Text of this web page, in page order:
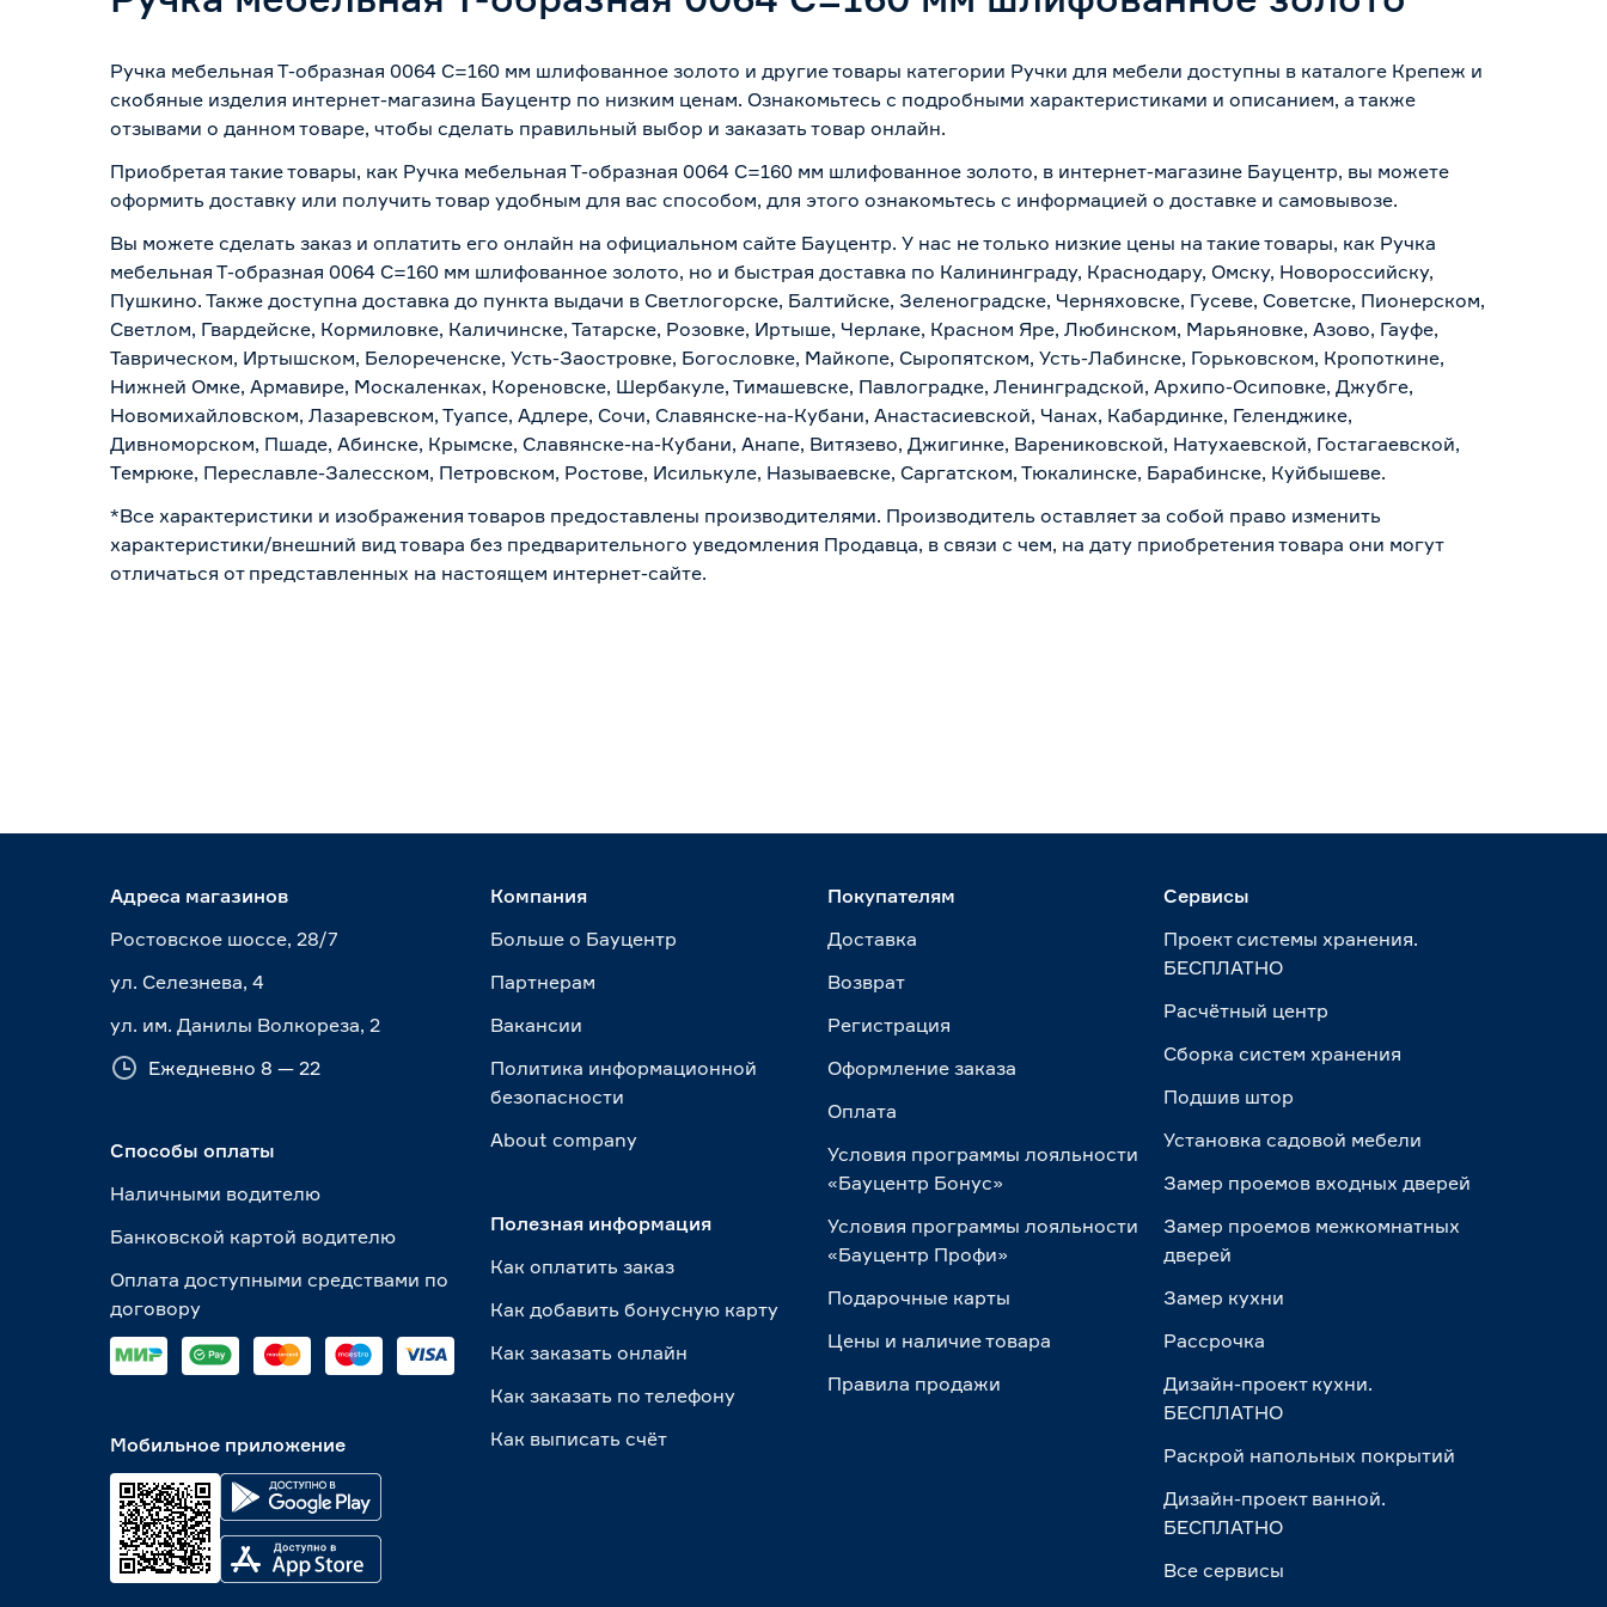
Ручка мебельная Т-образная 0064 С=160 мм шлифованное золото и другие товары категории Ручки для мебели доступны в каталоге Крепеж и
скобяные изделия интернет-магазина Бауцентр по низким ценам. Ознакомьтесь с подробными характеристиками и описанием, а также
отзывами о данном товаре, чтобы сделать правильный выбор и заказать товар онлайн.
Приобретая такие товары, как Ручка мебельная Т-образная 0064 С=160 мм шлифованное золото, в интернет-магазине Бауцентр, вы можете
оформить доставку или получить товар удобным для вас способом, для этого ознакомьтесь с информацией о доставке и самовывозе.
Вы можете сделать заказ и оплатить его онлайн на официальном сайте Бауцентр. У нас не только низкие цены на такие товары, как Ручка
мебельная Т-образная 0064 С=160 мм шлифованное золото, но и быстрая доставка по Калининграду, Краснодару, Омску, Новороссийску,
Пушкино. Также доступна доставка до пункта выдачи в Светлогорске, Балтийске, Зеленоградске, Черняховске, Гусеве, Советске, Пионерском,
Светлом, Гвардейске, Кормиловке, Каличинске, Татарске, Розовке, Иртыше, Черлаке, Красном Яре, Любинском, Марьяновке, Азово, Гауфе,
Таврическом, Иртышском, Белореченске, Усть-Заостровке, Богословке, Майкопе, Сыропятском, Усть-Лабинске, Горьковском, Кропоткине,
Нижней Омке, Армавире, Москаленках, Кореновске, Шербакуле, Тимашевске, Павлоградке, Ленинградской, Архипо-Осиповке, Джубге,
Новомихайловском, Лазаревском, Туапсе, Адлере, Сочи, Славянске-на-Кубани, Анастасиевской, Чанах, Кабардинке, Геленджике,
Дивноморском, Пшаде, Абинске, Крымске, Славянске-на-Кубани, Анапе, Витязево, Джигинке, Варениковской, Натухаевской, Гостагаевской,
Темрюке, Переславле-Залесском, Петровском, Ростове, Исилькуле, Называевске, Саргатском, Тюкалинске, Барабинске, Куйбышеве.
*Все характеристики и изображения товаров предоставлены производителями. Производитель оставляет за собой право изменить
характеристики/внешний вид товара без предварительного уведомления Продавца, в связи с чем, на дату приобретения товара они могут
отличаться от представленных на настоящем интернет-сайте.
Адреса магазинов
Ростовское шоссе, 28/7
ул. Селезнева, 4
ул. им. Данилы Волкореза, 2
Ежедневно 8 — 22
Способы оплаты
Наличными водителю
Банковской картой водителю
Оплата доступными средствами по
договору
Мобильное приложение
Компания
Больше о Бауцентр
Партнерам
Вакансии
Политика информационной
безопасности
About сompany
Полезная информация
Как оплатить заказ
Как добавить бонусную карту
Как заказать онлайн
Как заказать по телефону
Как выписать счёт
Покупателям
Доставка
Возврат
Регистрация
Оформление заказа
Оплата
Условия программы лояльности
«Бауцентр Бонус»
Условия программы лояльности
«Бауцентр Профи»
Подарочные карты
Цены и наличие товара
Правила продажи
Сервисы
Проект системы хранения.
БЕСПЛАТНО
Расчётный центр
Сборка систем хранения
Подшив штор
Установка садовой мебели
Замер проемов входных дверей
Замер проемов межкомнатных
дверей
Замер кухни
Рассрочка
Дизайн-проект кухни.
БЕСПЛАТНО
Раскрой напольных покрытий
Дизайн-проект ванной.
БЕСПЛАТНО
Все сервисы